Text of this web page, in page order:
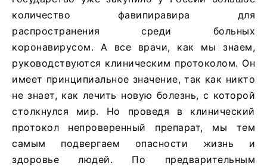
количество фавипиравира для
распространения среди больных
коронавирусом. А все врачи, как мы знаем,
руководствуются клиническим протоколом. Он
имеет принципиальное значение, так как никто
не знает, как лечить новую болезнь, с которой
столкнулся мир. Но проведя в клинический
протокол непроверенный препарат, мы тем
самым подвергаем опасности жизнь и
здоровье людей. По предварительным